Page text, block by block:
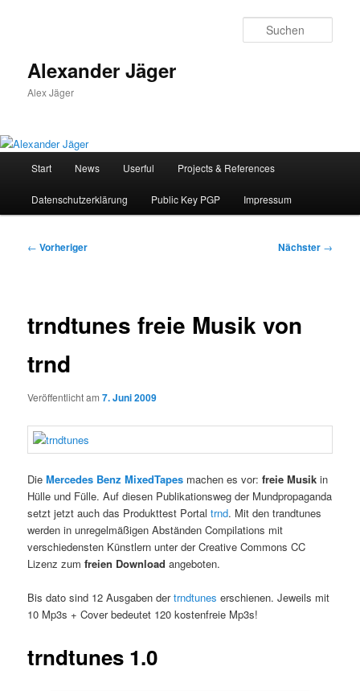
Alexander Jäger
Alex Jäger
Start News Userful Projects & References
Datenschutzerklärung Public Key PGP Impressum
Beitragsnavigation
← Vorheriger Nächster →
trndtunes freie Musik von
trnd
Veröffentlicht am7. Juni 2009
DieMercedes Benz MixedTapes machen es vor:freie Musik in
Hülle und Fülle. Auf diesen Publikationsweg der Mundpropaganda
setzt jetzt auch das Produkttest Portaltrnd. Mit den trandtunes
werden in unregelmäßigen Abständen Compilations mit
verschiedensten Künstlern unter der Creative Commons CC
Lizenz zumfreien Download angeboten.
Bis dato sind 12 Ausgaben dertrndtunes erschienen. Jeweils mit
10 Mp3s + Cover bedeutet 120 kostenfreie Mp3s!
trndtunes 1.0